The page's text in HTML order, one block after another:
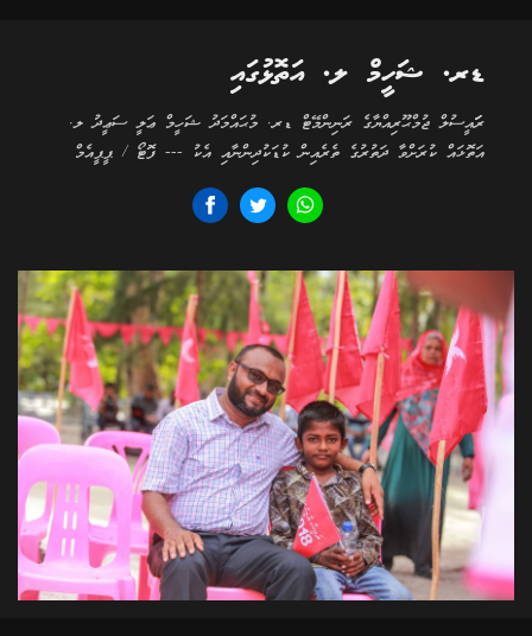
ޑރ. ޝަހީމް ލ. އަތޮޅުގައި
ރަަައީސުލް ޖުމްޙޫރިއްޔާގެ ރަނިންމޭޓް ޑރ. މުޙައްމަދު ޝަހީމް ޢަލީ ސަޢީދު ލ.
އަތޮޅައް ކުރަށްވާ ދަތުރުގެ ތެރެއިން ކުޑަކުދިންނާއި އެކު --- ފޮޓޯ / ޕީޕީއެމް